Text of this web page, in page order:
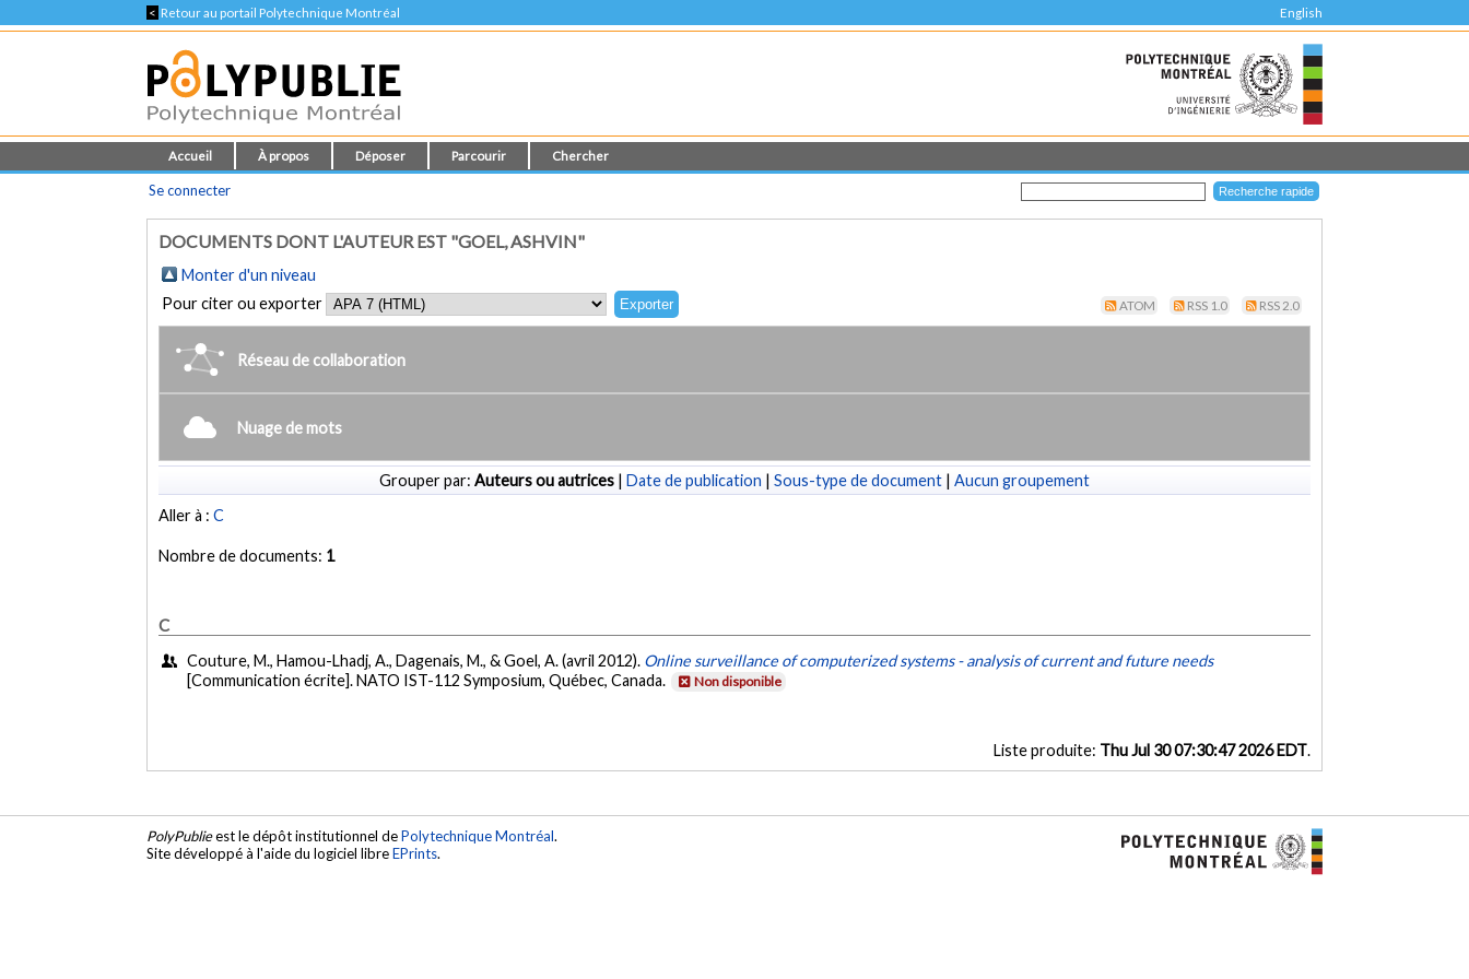
< Retour au portail Polytechnique Montréal English
Accueil À propos Déposer Parcourir Chercher
Se connecter
DOCUMENTS DONT L'AUTEUR EST "GOEL, ASHVIN"
Monter d'un niveau
Pour citer ou exporter
ATOM RSS 1.0 RSS 2.0
Réseau de collaboration
Nuage de mots
Grouper par: Auteurs ou autrices | Date de publication | Sous-type de document | Aucun groupement
Aller à :C
Nombre de documents: 1
C
Couture, M., Hamou-Lhadj, A., Dagenais, M., & Goel, A. (avril 2012). Online surveillance of computerized systems - analysis of current and future needs
[Communication écrite]. NATO IST-112 Symposium, Québec, Canada.
Non disponible
Liste produite: Thu Jul 30 07:30:47 2026 EDT.
PolyPublieest le dépôt institutionnel dePolytechnique Montréal.
Site développé à l'aide du logiciel libreEPrints.